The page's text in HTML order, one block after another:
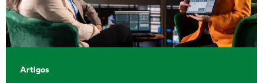
Artigos